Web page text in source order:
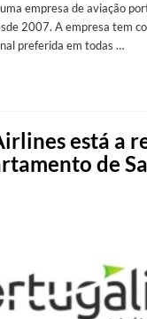
empresa de aviação
2007. A empresa tem
preferida em todas …
está a
de